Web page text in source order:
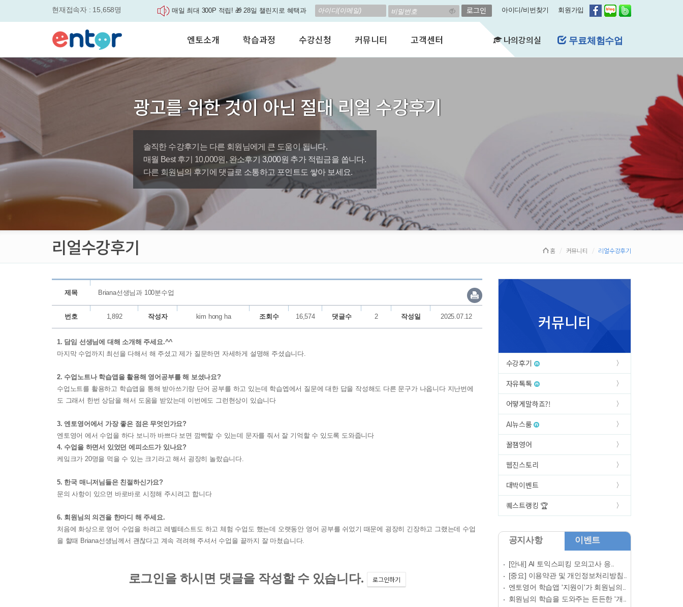
현재접속자 : 15,658명
매일 최대 300P 적립! 🎁 28일 챌린지로 혜택과
실력을 동시에 잡으세요
영자신문이 개인 맞춤형 뉴스로 놀랍게 개편 되
엔토영어 학습앱 '지원이'가 회원님의 개인비서
로 다시 태어났습니다.
🎉 세상에 단 하나뿐인 나의 첫 영문 저서 무료,
'Story Me' 오픈이벤트
아이디/비번찾기 회원가입
학습도우미 G1
서비스안내
회사소개
성인영어회화
비즈니스영어
인터뷰영어
수업교재안내
수강료안내
자율수강신청
AI 수강신청
그룹수업신청
AI뉴스룸
멤버쉽 안내
영어첨삭
쿠폰관리
결제내역
엔토소개 학습과정 수강신청 커뮤니티 고객센터 나의강의실 무료체험수업
광고를 위한 것이 아닌 절대 리얼 수강후기
솔직한 수강후기는 다른 회원님에게 큰 도움이 됩니다.
매월 Best 후기 10,000원, 완소후기 3,000원 추가 적립금을 쏩니다.
다른 회원님의 후기에 댓글로 소통하고 포인트도 쌓아 보세요.
리얼수강후기 홈 커뮤니티 리얼수강후기
제목 Briana선생님과 100분수업
번호 1,892 작성자 kim hong ha 조회수 16,574 댓글수 2 작성일 2025.07.12
1. 담임 선생님에 대해 소개해 주세요.^^
마지막 수업까지 최선을 다해서 해 주셨고 제가 질문하면 자세하게 설명해 주셨습니다.
2. 수업노트나 학습앱을 활용해 영어공부를 해 보셨나요?
수업노트를 활용하고 학습앱을 통해 받아쓰기랑 단어 공부를 하고 있는데 학습엡에서 질문에 대한 답을 작성해도 다른 문구가 나옵니다 지난번에
도 그래서 한번 상담을 해서 도움을 받았는데 이번에도 그런현상이 있습니다
3. 엔토영어에서 가장 좋은 점은 무엇인가요?
엔토영어 에서 수업을 하다 보니까 바쁘다 보면 깜빡할 수 있는데 문자를 줘서 잘 기억할 수 있도록 도와줍니다
4. 수업을 하면서 있었던 에피소드가 있나요?
케잌크가 20명을 먹을 수 있는 크기라고 해서 굉장히 놀랐습니다.
5. 한국 매니저님들은 친절하신가요?
문의 사항이 있으면 바로바로 시정해 주시려고 합니다
6. 회원님의 의견을 한마디 해 주세요.
처음에 화상으로 영어 수업을 하려고 레벨테스트도 하고 체험 수업도 했는데 오랫동안 영어 공부를 쉬었기 때문에 굉장히 긴장하고 그랬는데 수업
을 할때 Briana선생님께서 괜찮다고 계속 격려해 주셔서 수업을 끝까지 잘 마쳤습니다.
커뮤니티
수강후기
자유톡톡
어떻게말하죠?!
AI뉴스룸
꿀잼영어
웹진스토리
대박이벤트
퀘스트랭킹 🏆
공지사항 이벤트
[안내] AI 토익스피킹 모의고사 응..
[중요] 이용약관 및 개인정보처리방침..
엔토영어 학습앱 '지원이'가 회원님의..
회원님의 학습을 도와주는 든든한 '개..